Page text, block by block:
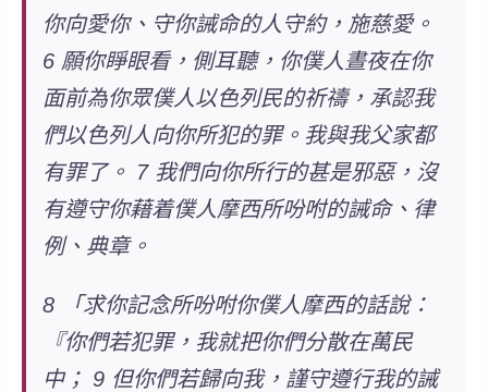
你向愛你、守你誡命的人守約，施慈愛。
6 願你睜眼看，側耳聽，你僕人晝夜在你
面前為你眾僕人以色列民的祈禱，承認我
們以色列人向你所犯的罪。我與我父家都
有罪了。 7 我們向你所行的甚是邪惡，沒
有遵守你藉着僕人摩西所吩咐的誡命、律
例、典章。
8 「求你記念所吩咐你僕人摩西的話說：
『你們若犯罪，我就把你們分散在萬民
中； 9 但你們若歸向我，謹守遵行我的誡